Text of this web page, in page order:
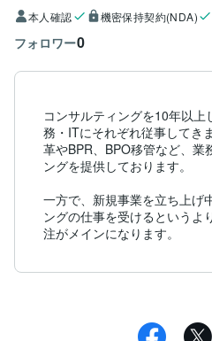
本人確認 機密保持契約(NDA)
フォロワー0
コンサルティングを10年以
務・ITにそれぞれ従事してき
革やBPR、BPO移管など、業
ングを提供しております。
一方で、新規事業を立ち上げ
ングの仕事を受けるというよ
注がメインになります。